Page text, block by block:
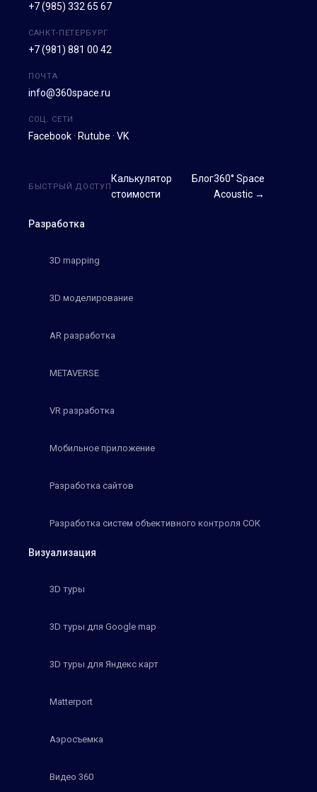
+7 (985) 332 65 67
САНКТ-ПЕТЕРБУРГ
+7 (981) 881 00 42
ПОЧТА
info@360space.ru
СОЦ. СЕТИ
Facebook · Rutube · VK
Разработка
3D mapping
3D моделирование
AR разработка
METAVERSE
VR разработка
Мобильное приложение
Разработка сайтов
Разработка систем объективного контроля СОК
Визуализация
3D туры
3D туры для Google map
3D туры для Яндекс карт
Matterport
Аэросъемка
Видео 360
БЫСТРЫЙ ДОСТУП
Калькулятор
стоимости
Блог360° Space
Acoustic →